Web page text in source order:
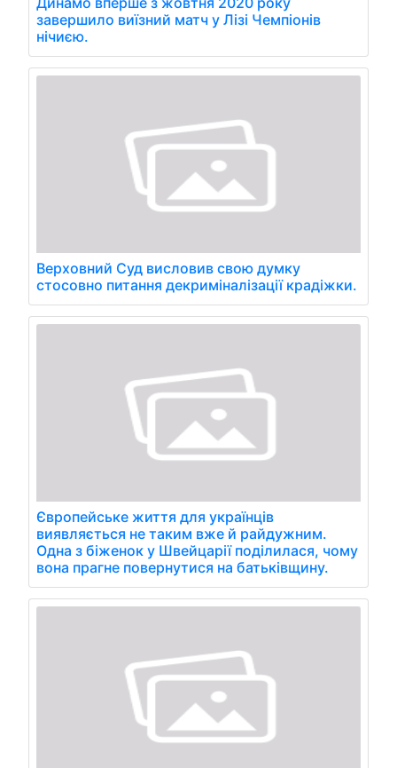
завершило виїзний матч у Лізі Чемпіонів
нічиєю.
Верховний Суд висловив свою думку
стосовно питання декриміналізації крадіжки.
Європейське життя для українців
виявляється не таким вже й райдужним.
Одна з біженок у Швейцарії поділилася, чому
вона прагне повернутися на батьківщину.